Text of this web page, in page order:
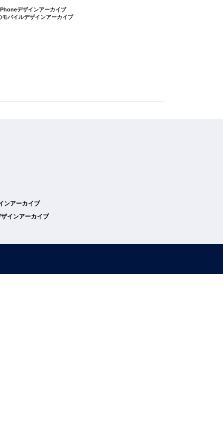
デザインアーカイブ
バイルデザインアーカイブ
ンアーカイブ
インアーカイブ